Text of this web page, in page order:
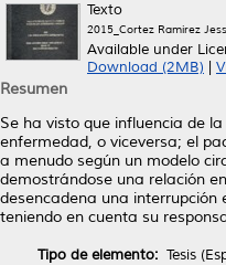
Texto
2015_Cortez Ramirez
Available under
Download (2MB)
Resumen
Se ha visto que influencia de
enfermedad, o viceversa; el
a menudo según un modelo
demostrándose una relación
desencadena una interrupción
teniendo en cuenta su
Tipo de elemento: Tesis